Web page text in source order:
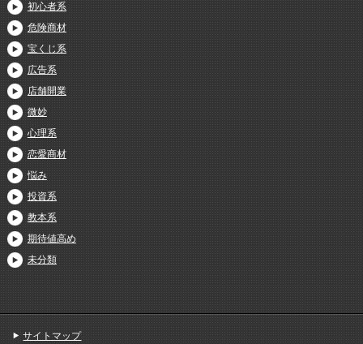
初心者系
危険商材
宝くじ系
広告系
店舗開業
微妙
心理系
恋愛商材
悩み
投資系
教本系
期待値高め
未分類
サイトマップ